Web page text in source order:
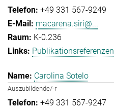
+49 331 567-9249
macarena.siri@...
K-0.236
Publikationsreferenzen
Carolina Sotelo
Auszubildende/-r
+49 331 567-9247